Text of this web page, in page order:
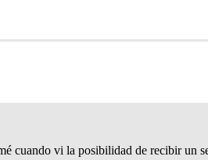
cuando vi la posibilidad de recibir